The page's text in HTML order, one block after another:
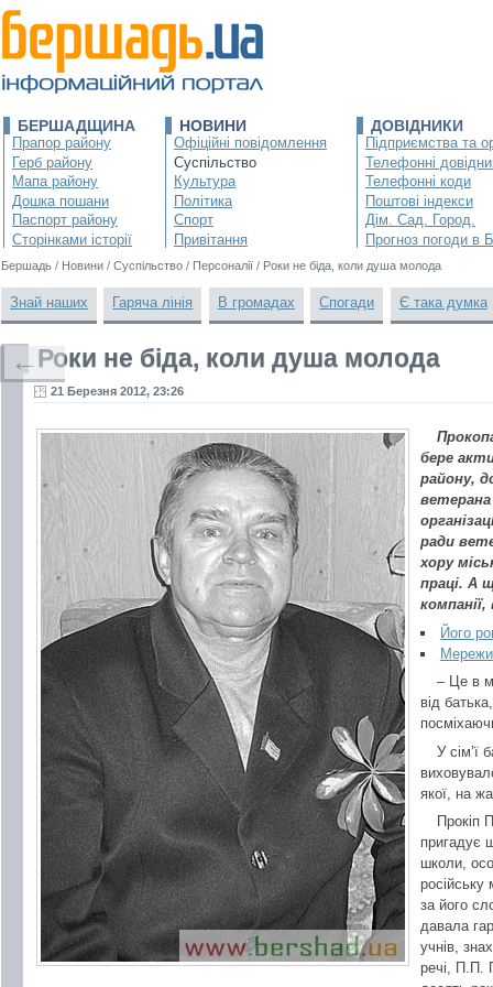
БЕРШАДЩИНА
Прапор району
Герб району
Мапа району
Дошка пошани
Паспорт району
Сторінками історії
НОВИНИ
Офіційні повідомлення
Суспільство
Культура
Політика
Спорт
Привітання
ДОВІДНИКИ
Підприємства та
Телефонні
Телефонні коди
Поштові індекси
Дім. Сад. Город.
Прогноз погоди в
Бершадь / Новини / Суспільство / Персоналії / Роки не біда, коли душа молода
Знай наших Гаряча лінія В громадах Спогади Є така думка
Роки не біда, коли душа молода
21 Березня 2012, 23:26
бере
району,
ветерана
ради
хору
праці. А
Його
– Це в
від
У сім’ї
якої, на
Прокіп
пригадує
школи,
російську
за його
давала
учнів,
речі, П.П.
←